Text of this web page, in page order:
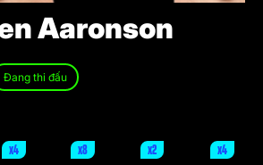
Đang thi đấu
Aaronson
x4 x8 x2 x4